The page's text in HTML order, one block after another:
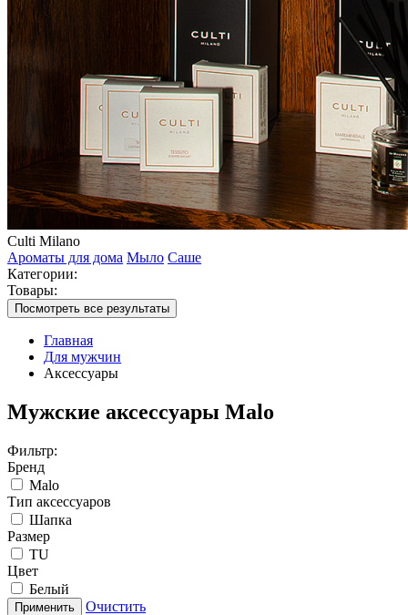
Culti Milano
Ароматы для дома Мыло Саше
Категории:
Товары:
Посмотреть все результаты
Главная
Для мужчин
Аксессуары
Мужские аксессуары Malo
Фильтр:
Бренд
Malo
Тип аксессуаров
Шапка
Размер
TU
Цвет
Белый
Применить
Очистить